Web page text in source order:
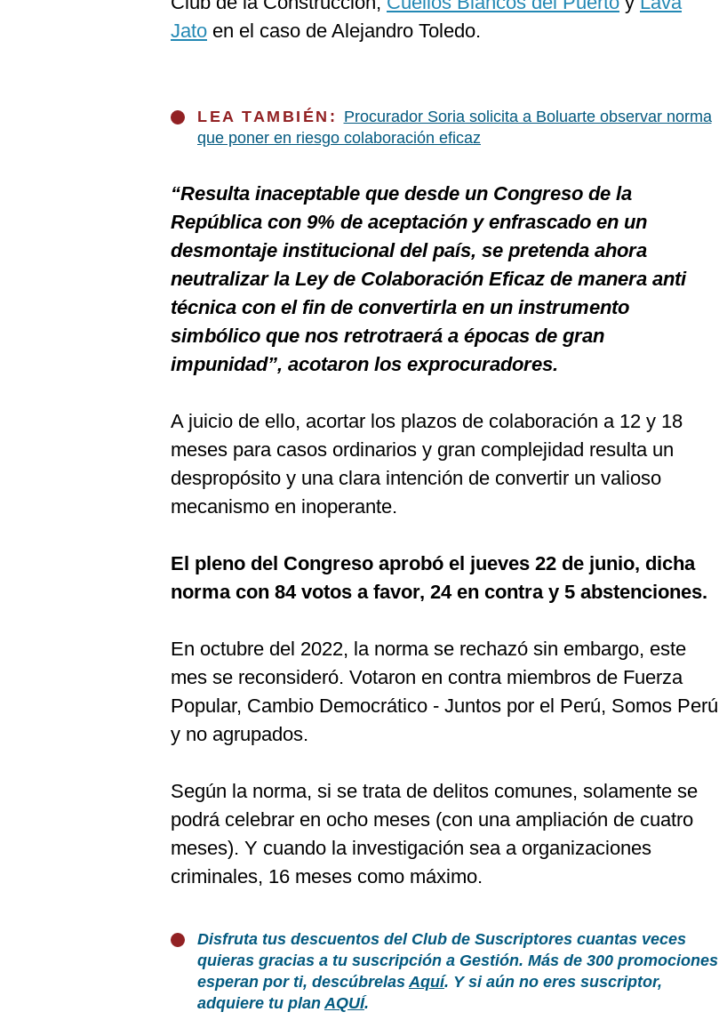
Jato en el caso de Alejandro Toledo.
LEA TAMBIÉN: Procurador Soria solicita a Boluarte observar norma
que poner en riesgo colaboración eficaz
“Resulta inaceptable que desde un Congreso de la
República con 9% de aceptación y enfrascado en un
desmontaje institucional del país, se pretenda ahora
neutralizar la Ley de Colaboración Eficaz de manera anti
técnica con el fin de convertirla en un instrumento
simbólico que nos retrotraerá a épocas de gran
impunidad”, acotaron los exprocuradores.
A juicio de ello, acortar los plazos de colaboración a 12 y 18
meses para casos ordinarios y gran complejidad resulta un
despropósito y una clara intención de convertir un valioso
mecanismo en inoperante.
El pleno del Congreso aprobó el jueves 22 de junio, dicha
norma con 84 votos a favor, 24 en contra y 5 abstenciones.
En octubre del 2022, la norma se rechazó sin embargo, este
mes se reconsideró. Votaron en contra miembros de Fuerza
Popular, Cambio Democrático - Juntos por el Perú, Somos Perú
y no agrupados.
Según la norma, si se trata de delitos comunes, solamente se
podrá celebrar en ocho meses (con una ampliación de cuatro
meses). Y cuando la investigación sea a organizaciones
criminales, 16 meses como máximo.
Disfruta tus descuentos del Club de Suscriptores cuantas veces
quieras gracias a tu suscripción a Gestión. Más de 300 promociones
esperan por ti, descúbrelasAquí. Y si aún no eres suscriptor,
adquiere tu planAQUÍ.